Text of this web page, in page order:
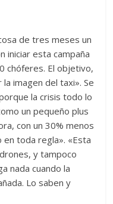
de tres meses un
iniciar esta campaña
chóferes. El objetivo,
imagen del taxi». Se
la crisis todo lo
un pequeño plus
con un 30% menos
toda regla». «Esta
y tampoco
nada cuando la
Lo saben y